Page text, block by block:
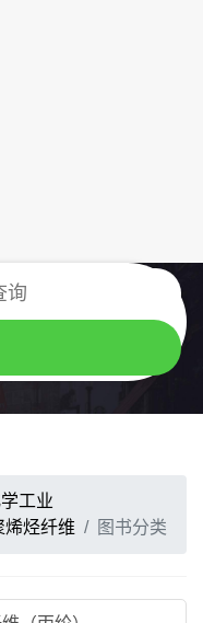
工业
烯烃纤维 图书分类